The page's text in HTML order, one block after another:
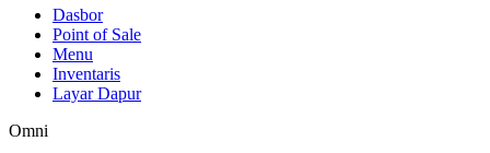
Dasbor
Point of Sale
Menu
Inventaris
Layar Dapur
Omni